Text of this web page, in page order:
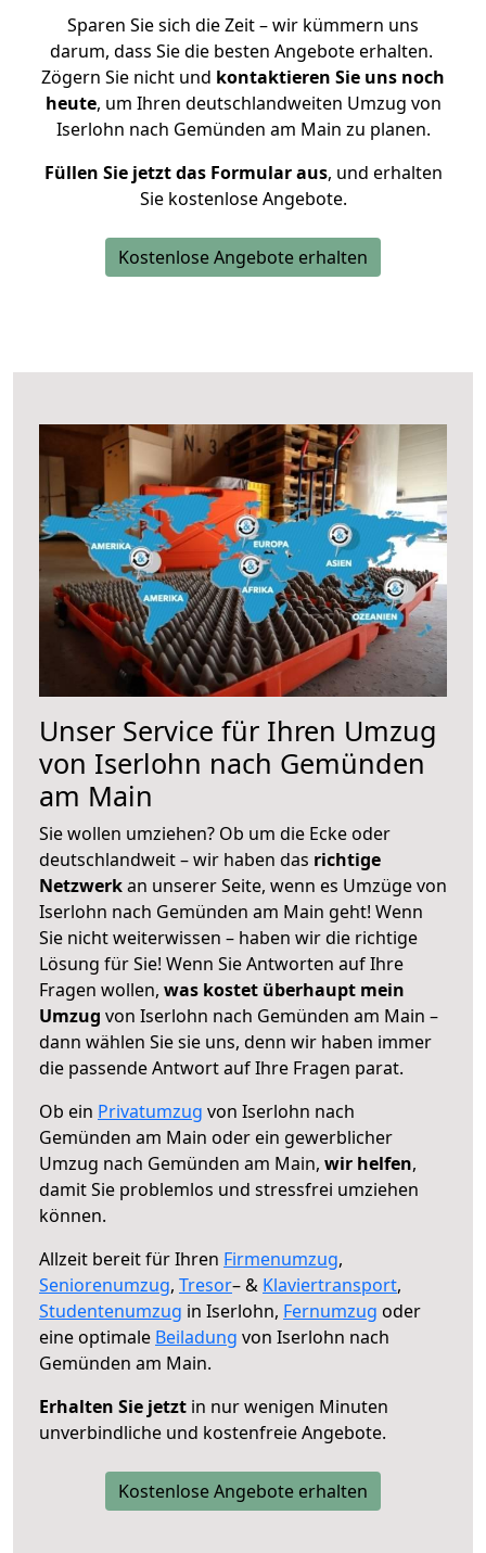
Sparen Sie sich die Zeit – wir kümmern uns
darum, dass Sie die besten Angebote erhalten.
Zögern Sie nicht und kontaktieren Sie uns noch
heute, um Ihren deutschlandweiten Umzug von
Iserlohn nach Gemünden am Main zu planen.
Füllen Sie jetzt das Formular aus, und erhalten
Sie kostenlose Angebote.
Kostenlose Angebote erhalten
Unser Service für Ihren Umzug
von Iserlohn nach Gemünden
am Main
Sie wollen umziehen? Ob um die Ecke oder
deutschlandweit – wir haben das richtige
Netzwerkan unserer Seite, wenn es Umzüge von
Iserlohn nach Gemünden am Main geht! Wenn
Sie nicht weiterwissen – haben wir die richtige
Lösung für Sie! Wenn Sie Antworten auf Ihre
Fragen wollen, was kostet überhaupt mein
Umzug von Iserlohn nach Gemünden am Main –
dann wählen Sie sie uns, denn wir haben immer
die passende Antwort auf Ihre Fragen parat.
Ob ein Privatumzug von Iserlohn nach
Gemünden am Main oder ein gewerblicher
Umzug nach Gemünden am Main, wir helfen,
damit Sie problemlos und stressfrei umziehen
können.
Allzeit bereit für Ihren Firmenumzug,
Seniorenumzug, Tresor– & Klaviertransport,
Studentenumzug in Iserlohn, Fernumzug oder
eine optimale Beiladung von Iserlohn nach
Gemünden am Main.
Erhalten Sie jetzt in nur wenigen Minuten
unverbindliche und kostenfreie Angebote.
Kostenlose Angebote erhalten